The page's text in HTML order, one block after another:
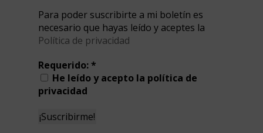
Para poder suscribirte a mi boletín es
necesario que hayas leído y aceptes la
Política de privacidad
Requerido:*
He leído y acepto la política de
privacidad